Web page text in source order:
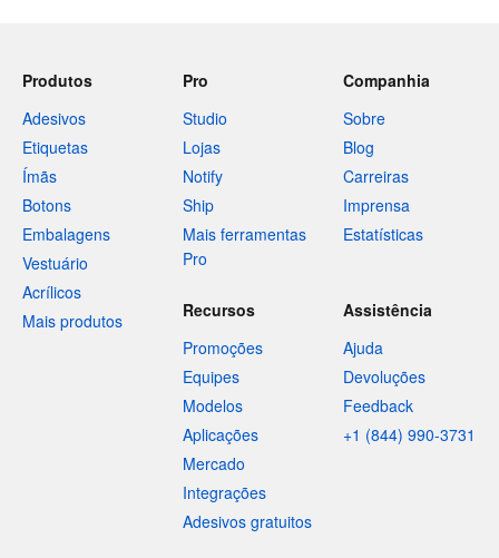
Produtos
Adesivos
Etiquetas
Ímãs
Botons
Embalagens
Vestuário
Acrílicos
Mais produtos
Pro
Studio
Lojas
Notify
Ship
Mais ferramentas
Pro
Companhia
Sobre
Blog
Carreiras
Imprensa
Estatísticas
Recursos
Promoções
Equipes
Modelos
Aplicações
Mercado
Integrações
Adesivos gratuitos
Assistência
Ajuda
Devoluções
Feedback
+1 (844) 990-3731